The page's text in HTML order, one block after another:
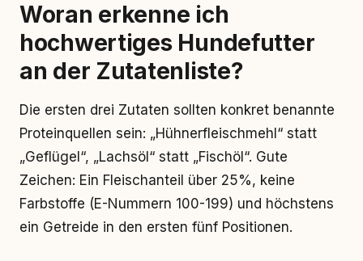
Woran erkenne ich
hochwertiges Hundefutter
an der Zutatenliste?
Die ersten drei Zutaten sollten konkret benannte
Proteinquellen sein: „Hühnerfleischmehl“ statt
„Geflügel“, „Lachsöl“ statt „Fischöl“. Gute
Zeichen: Ein Fleischanteil über 25%, keine
Farbstoffe (E-Nummern 100-199) und höchstens
ein Getreide in den ersten fünf Positionen.